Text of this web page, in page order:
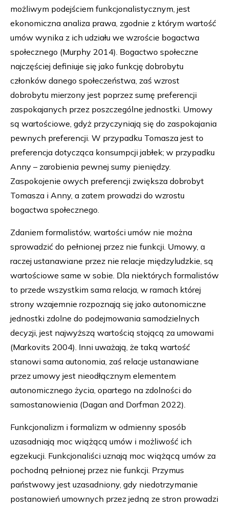
możliwym podejściem funkcjonalistycznym, jest
ekonomiczna analiza prawa, zgodnie z którym wartość
umów wynika z ich udziału we wzroście bogactwa
społecznego (Murphy 2014). Bogactwo społeczne
najczęściej definiuje się jako funkcję dobrobytu
członków danego społeczeństwa, zaś wzrost
dobrobytu mierzony jest poprzez sumę preferencji
zaspokajanych przez poszczególne jednostki. Umowy
są wartościowe, gdyż przyczyniają się do zaspokajania
pewnych preferencji. W przypadku Tomasza jest to
preferencja dotycząca konsumpcji jabłek; w przypadku
Anny – zarobienia pewnej sumy pieniędzy.
Zaspokojenie owych preferencji zwiększa dobrobyt
Tomasza i Anny, a zatem prowadzi do wzrostu
bogactwa społecznego.
Zdaniem formalistów, wartości umów nie można
sprowadzić do pełnionej przez nie funkcji. Umowy, a
raczej ustanawiane przez nie relacje międzyludzkie, są
wartościowe same w sobie. Dla niektórych formalistów
to przede wszystkim sama relacja, w ramach której
strony wzajemnie rozpoznają się jako autonomiczne
jednostki zdolne do podejmowania samodzielnych
decyzji, jest najwyższą wartością stojącą za umowami
(Markovits 2004). Inni uważają, że taką wartość
stanowi sama autonomia, zaś relacje ustanawiane
przez umowy jest nieodłącznym elementem
autonomicznego życia, opartego na zdolności do
samostanowienia (Dagan and Dorfman 2022).
Funkcjonalizm i formalizm w odmienny sposób
uzasadniają moc wiążącą umów i możliwość ich
egzekucji. Funkcjonaliści uznają moc wiążącą umów za
pochodną pełnionej przez nie funkcji. Przymus
państwowy jest uzasadniony, gdy niedotrzymanie
postanowień umownych przez jedną ze stron prowadzi